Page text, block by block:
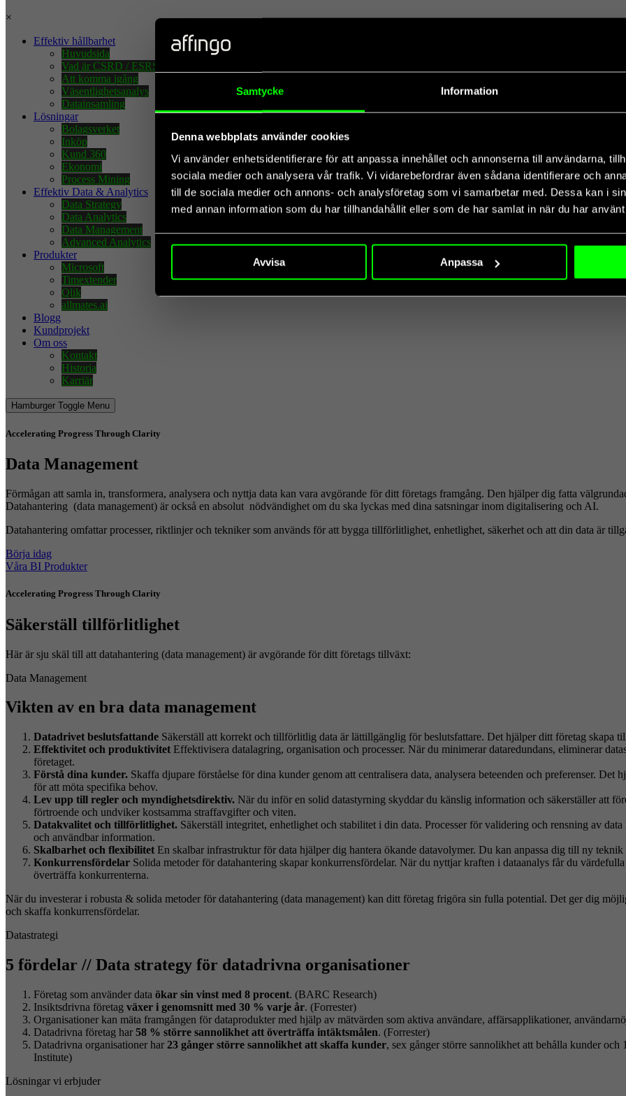
Samtycke Information
Denna webbplats använder cookies
Vi använder enhetsidentifierare för att anpassa innehållet och annonserna till användarna,
sociala medier och analysera vår trafik. Vi vidarebefordrar även sådana identifierare och
till de sociala medier och annons- och analysföretag som vi samarbetar med. Dessa kan i
med annan information som du har tillhandahållit eller som de har samlat in när du har
Avvisa Anpassa
×
Effektiv hållbarhet
Huvudsida
Vad är CSRD / ESRS?
Att komma igång
Väsentlighetsanalys
Datainsamling
Lösningar
Bolagsverket
Inköp
Kund 360
Ekonomi
Process Mining
Effektiv Data & Analytics
Data Strategy
Data Analytics
Data Management
Advanced Analytics
Produkter
Microsoft
Timextender
Qlik
allmates.ai
Blogg
Kundprojekt
Om oss
Kontakt
Historia
Karriär
Hamburger Toggle Menu
Accelerating Progress Through Clarity
Data Management
Förmågan att samla in, transformera, analysera och nyttja data kan vara avgörande för ditt företags framgång. Den hjälper dig fatta
Datahantering (data management) är också en absolut nödvändighet om du ska lyckas med dina satsningar inom digitalisering och AI.
Datahantering omfattar processer, riktlinjer och tekniker som används för att bygga tillförlitlighet, enhetlighet, säkerhet och att din data är
Börja idag
Våra BI Produkter
Accelerating Progress Through Clarity
Säkerställ tillförlitlighet
Här är sju skäl till att datahantering (data management) är avgörande för ditt företags tillväxt:
Data Management
Vikten av en bra data management
Datadrivet beslutsfattande Säkerställ att korrekt och tillförlitlig data är lättillgänglig för beslutsfattare. Det hjälper ditt företag skapa
Effektivitet och produktivitet Effektivisera datalagring, organisation och processer. När du minimerar dataredundans, eliminerar
företaget.
Förstå dina kunder. Skaffa djupare förståelse för dina kunder genom att centralisera data, analysera beteenden och preferenser.
för att möta specifika behov.
Lev upp till regler och myndighetsdirektiv. När du inför en solid datastyrning skyddar du känslig information och säkerställer att
förtroende och undviker kostsamma straffavgifter och viten.
Datakvalitet och tillförlitlighet. Säkerställ integritet, enhetlighet och stabilitet i din data. Processer för validering och rensning av
och användbar information.
Skalbarhet och flexibilitet En skalbar infrastruktur för data hjälper dig hantera ökande datavolymer. Du kan anpassa dig till ny
Konkurrensfördelar Solida metoder för datahantering skapar konkurrensfördelar. När du nyttjar kraften i dataanalys får du
överträffa konkurrenterna.
När du investerar i robusta & solida metoder för datahantering (data management) kan ditt företag frigöra sin fulla potential. Det ger dig
och skaffa konkurrensfördelar.
Datastrategi
5 fördelar // Data strategy för datadrivna organisationer
Företag som använder data ökar sin vinst med 8 procent. (BARC Research)
Insiktsdrivna företag växer i genomsnitt med 30 % varje år. (Forrester)
Organisationer kan mäta framgången för dataprodukter med hjälp av mätvärden som aktiva användare, affärsapplikationer,
Datadrivna företag har 58 % större sannolikhet att överträffa intäktsmålen. (Forrester)
Datadrivna organisationer har 23 gånger större sannolikhet att skaffa kunder, sex gånger större sannolikhet att behålla kunder
Institute)
Lösningar vi erbjuder